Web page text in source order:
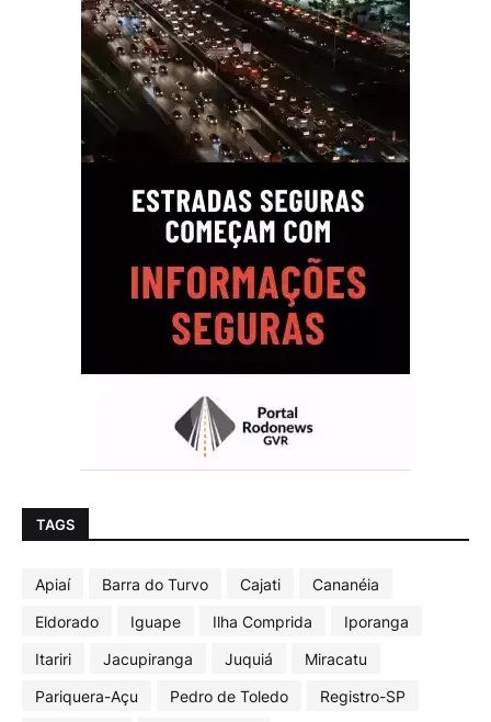
TAGS
Apiaí Barra do Turvo Cajati
Cananéia
Eldorado
Iguape Ilha Comprida
Iporanga
Itariri
Jacupiranga Juquiá
Miracatu
Pariquera-Açu
Pedro de Toledo
Registro-SP